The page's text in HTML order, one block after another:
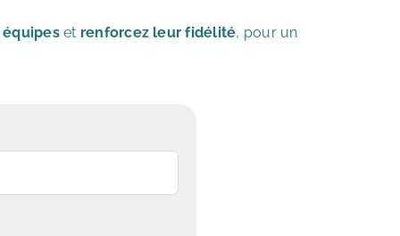
et renforcez leur fidélité, pour un